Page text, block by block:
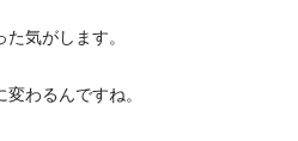
気がします。
わるんですね。